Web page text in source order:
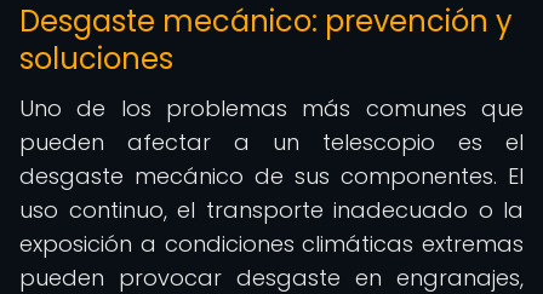
Desgaste mecánico: prevención y
soluciones
Uno de los problemas más comunes que
pueden afectar a un telescopio es el
desgaste mecánico de sus componentes. El
uso continuo, el transporte inadecuado o la
exposición a condiciones climáticas extremas
pueden provocar desgaste en engranajes,